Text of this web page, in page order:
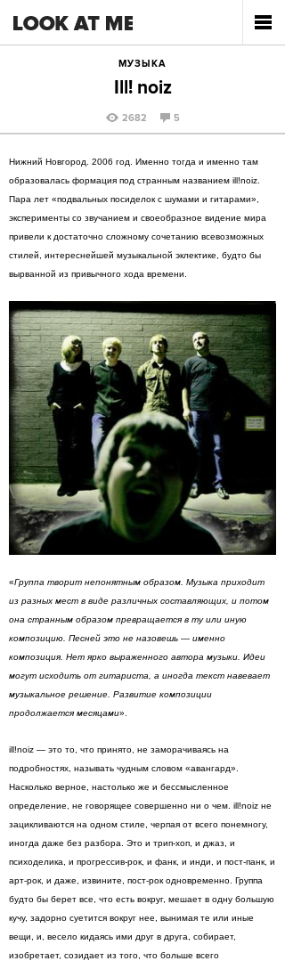
МУЗЫКА
Ill! noiz
2682 5
Нижний Новгород. 2006 год. Именно тогда и именно там
образовалась формация под странным названием ill!noiz.
Пара лет «подвальных посиделок с шумами и гитарами»,
эксперименты со звучанием и своеобразное видение мира
привели к достаточно сложному сочетанию всевозможных
стилей, интереснейшей музыкальной эклектике, будто бы
вырванной из привычного хода времени.
«Группа творит непонятным образом. Музыка приходит
из разных мест в виде различных составляющих, и потом
она странным образом превращается в ту или иную
композицию. Песней это не назовешь — именно
композиция. Нет ярко выраженного автора музыки. Идеи
могут исходить от гитариста, а иногда текст навевает
музыкальное решение. Развитие композиции
продолжается месяцами».
ill!noiz — это то, что принято, не заморачиваясь на
подробностях, называть чудным словом «авангард».
Насколько верное, настолько же и бессмысленное
определение, не говорящее совершенно ни о чем. ill!noiz не
зацикливаются на одном стиле, черпая от всего понемногу,
иногда даже без разбора. Это и трип-хоп, и джаз, и
психоделика, и прогрессив-рок, и фанк, и инди, и пост-панк, и
арт-рок, и даже, извините, пост-рок одновременно. Группа
будто бы берет все, что есть вокруг, мешает в одну большую
кучу, задорно суетится вокруг нее, вынимая те или иные
вещи, и, весело кидаясь ими друг в друга, собирает,
изобретает, созидает из того, что больше всего